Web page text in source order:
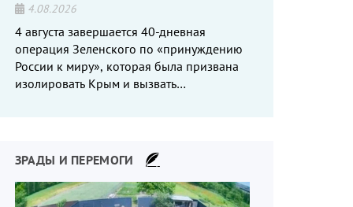
4.08.2026
4 августа завершается 40-дневная
операция Зеленского по «принуждению
России к миру», которая была призвана
изолировать Крым и вызвать
ЗРАДЫ И ПЕРЕМОГИ